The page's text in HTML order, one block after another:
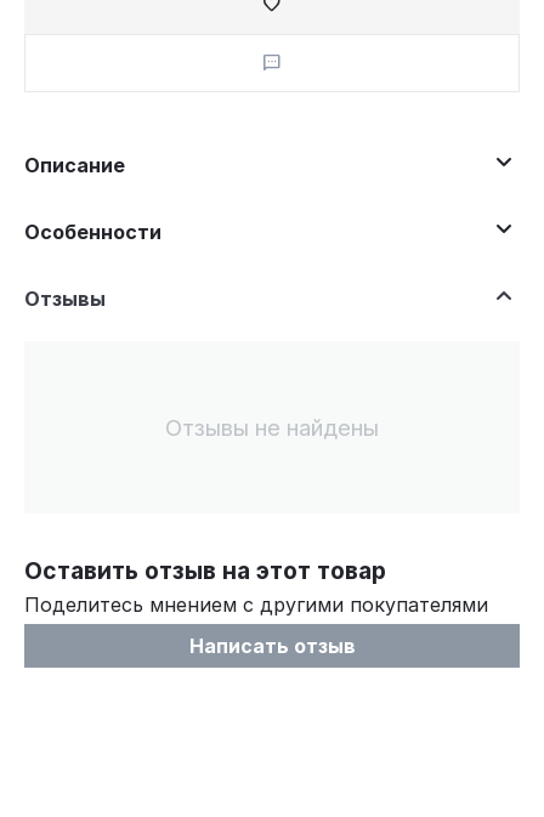
Описание
Особенности
Отзывы
Отзывы не найдены
Оставить отзыв на этот товар
Поделитесь мнением с другими покупателями
Написать отзыв